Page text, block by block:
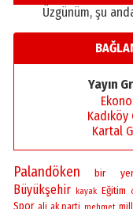
13
Başkan
bir
02
Üzgünüm, şu
Yayın
Kartal
Palandöken bir
Büyükşehir kayak Eğitim
Spor ali ak parti